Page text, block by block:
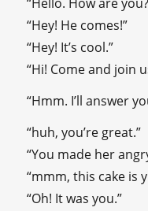
“Hey! He comes!”
“Hey! It’s cool.”
“Hi! Come and join
“Hmm. I’ll answer
“huh, you’re great.”
“You made her
“mmm, this cake is
“Oh! It was you.”